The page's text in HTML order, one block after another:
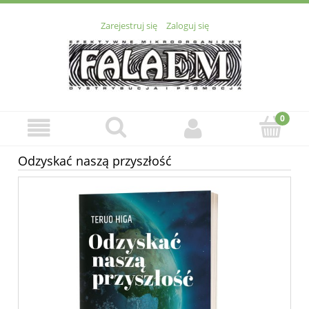
Zarejestruj się Zaloguj się
Odzyskać naszą przyszłość